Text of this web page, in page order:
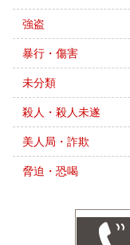
強盗
暴行・傷害
未分類
殺人・殺人未遂
美人局・詐欺
脅迫・恐喝